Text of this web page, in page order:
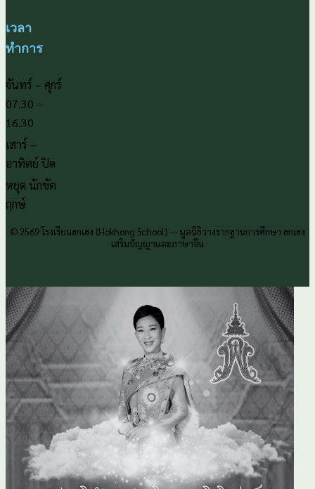
เวลา
ทำการ
จันทร์ – ศุกร์
07.30 –
16.30
เสาร์ –
อาทิตย์ ปิด
หยุด นักขัต
ฤกษ์
© 2569 โรงเรียนฮกเฮง (Hokheng School) — มูลนิธิวางรากฐานการศึกษา ฮกเฮง
เสริมปัญญาและภาษาจีน